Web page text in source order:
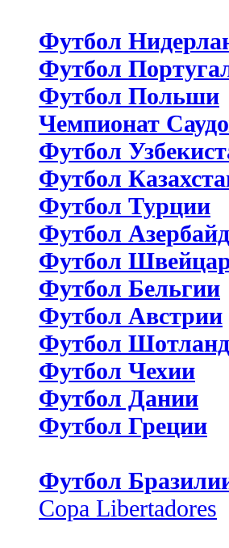
Футбол
Футбол
Футбол Польши
Чемпионат
Футбол
Футбол
Футбол Турции
Футбол
Футбол
Футбол Бельгии
Футбол Австрии
Футбол
Футбол Чехии
Футбол Дании
Футбол Греции
Футбол
Copa Libertadores